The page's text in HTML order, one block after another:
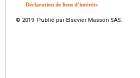
Déclaration de liens d’intérêts
© 2019 Publié par Elsevier Masson SAS.